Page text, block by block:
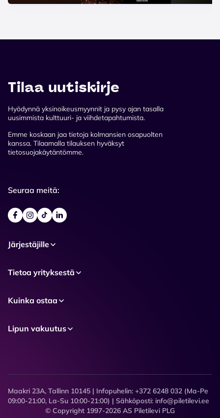
Tilaa uutiskirje
Hyödynnä yksinoikeusmyynnit ja pysy ajan tasalla
uusimmista kulttuuri- ja viihdetapahtumista.
Emme koskaan jaa tietoja kolmansien osapuolten
kanssa. Tilaamalla tilauksen hyväksyt
tietosuojakäytäntömme.
Seuraa meitä:
Järjestäjille
Tietoa yrityksestä
Kuinka ostaa
Lipun vakuutus
Maakri 23A, Tallinn 10145 | Infopuhelin: +372 6248 032 (Ma-Pe
09:00-21:00, La-Su 10:00-21:00) | Sähköposti: info@piletilevi.ee
© Copyright 1997-2026 AS Piletilevi PLG